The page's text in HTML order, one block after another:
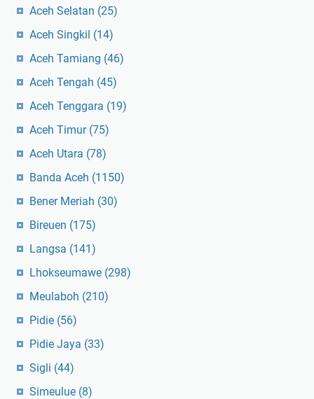
Aceh Selatan (25)
Aceh Singkil (14)
Aceh Tamiang (46)
Aceh Tengah (45)
Aceh Tenggara (19)
Aceh Timur (75)
Aceh Utara (78)
Banda Aceh (1150)
Bener Meriah (30)
Bireuen (175)
Langsa (141)
Lhokseumawe (298)
Meulaboh (210)
Pidie (56)
Pidie Jaya (33)
Sigli (44)
Simeulue (8)